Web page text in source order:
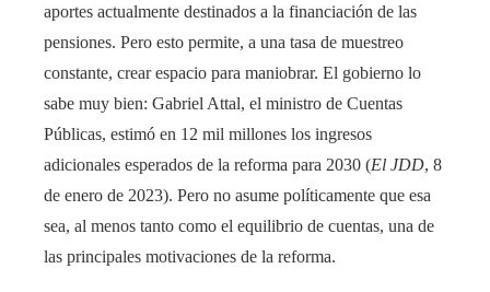
aportes actualmente destinados a la financiación de las
pensiones. Pero esto permite, a una tasa de muestreo
constante, crear espacio para maniobrar. El gobierno lo
sabe muy bien: Gabriel Attal, el ministro de Cuentas
Públicas, estimó en 12 mil millones los ingresos
adicionales esperados de la reforma para 2030 (El JDD, 8
de enero de 2023). Pero no asume políticamente que esa
sea, al menos tanto como el equilibrio de cuentas, una de
las principales motivaciones de la reforma.